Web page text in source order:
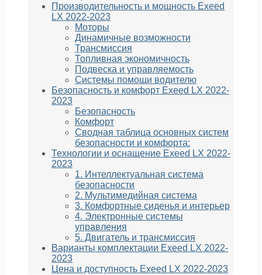
Производительность и мощность Exeed
LX 2022-2023
Моторы
Динамичные возможности
Трансмиссия
Топливная экономичность
Подвеска и управляемость
Системы помощи водителю
Безопасность и комфорт Exeed LX 2022-
2023
Безопасность
Комфорт
Сводная таблица основных систем
безопасности и комфорта:
Технологии и оснащение Exeed LX 2022-
2023
1. Интеллектуальная система
безопасности
2. Мультимедийная система
3. Комфортные сиденья и интерьер
4. Электронные системы
управления
5. Двигатель и трансмиссия
Варианты комплектации Exeed LX 2022-
2023
Цена и доступность Exeed LX 2022-2023